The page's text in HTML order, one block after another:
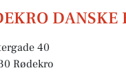
DANSKE
40
Rødekro